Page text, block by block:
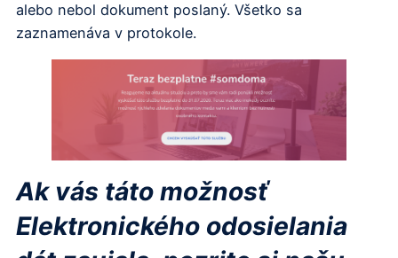
alebo nebol dokument poslaný. Všetko sa
zaznamenáva v protokole.
Ak vás táto možnosť
Elektronického odosielania